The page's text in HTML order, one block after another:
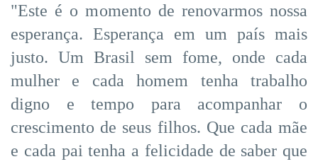
"Este é o momento de renovarmos nossa
esperança. Esperança em um país mais
justo. Um Brasil sem fome, onde cada
mulher e cada homem tenha trabalho
digno e tempo para acompanhar o
crescimento de seus filhos. Que cada mãe
e cada pai tenha a felicidade de saber que